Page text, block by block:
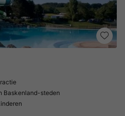
Baskenland-steden